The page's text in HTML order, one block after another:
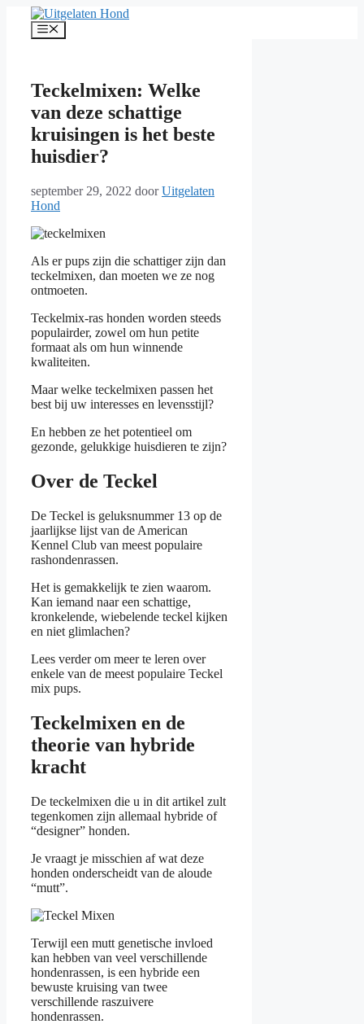
Menu
Teckelmixen: Welke
van deze schattige
kruisingen is het beste
huisdier?
september 29, 2022 doorUitgelaten
Hond
Als er pups zijn die schattiger zijn dan
teckelmixen, dan moeten we ze nog
ontmoeten.
Teckelmix-ras honden worden steeds
populairder, zowel om hun petite
formaat als om hun winnende
kwaliteiten.
Maar welke teckelmixen passen het
best bij uw interesses en levensstijl?
En hebben ze het potentieel om
gezonde, gelukkige huisdieren te zijn?
Over de Teckel
De Teckel is geluksnummer 13 op de
jaarlijkse lijst van de American
Kennel Club van meest populaire
rashondenrassen.
Het is gemakkelijk te zien waarom.
Kan iemand naar een schattige,
kronkelende, wiebelende teckel kijken
en niet glimlachen?
Lees verder om meer te leren over
enkele van de meest populaire Teckel
mix pups.
Teckelmixen en de
theorie van hybride
kracht
De teckelmixen die u in dit artikel zult
tegenkomen zijn allemaal hybride of
“designer” honden.
Je vraagt je misschien af wat deze
honden onderscheidt van de aloude
“mutt”.
Terwijl een mutt genetische invloed
kan hebben van veel verschillende
hondenrassen, is een hybride een
bewuste kruising van twee
verschillende raszuivere
hondenrassen.